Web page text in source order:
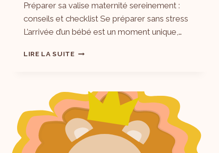
Laëtitia
Préparer sa valise maternité sereinement :
conseils et checklist Se préparer sans stress
L’arrivée d’un bébé est un moment unique,…
LIRE LA SUITE